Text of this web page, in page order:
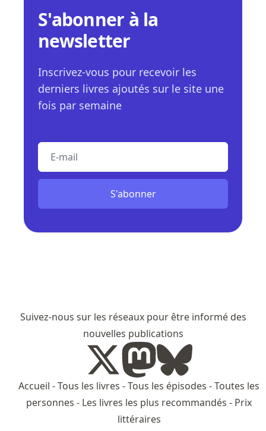
S'abonner à la
newsletter
Inscrivez-vous pour recevoir les
derniers livres ajoutés sur le site une
fois par semaine
E-mail
S'abonner
Suivez-nous sur les réseaux pour être informé des
nouvelles publications
Accueil -Tous les livres -Tous les épisodes -Toutes les
personnes - Les livres les plus recommandés - Prix
littéraires